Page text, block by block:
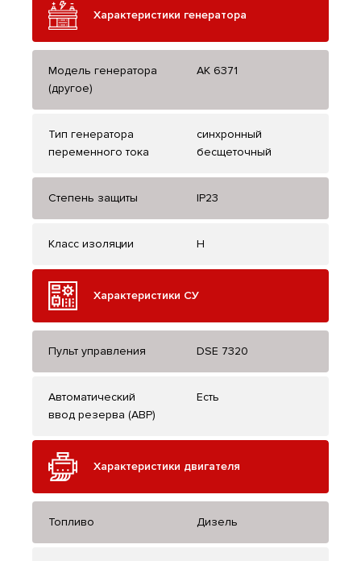
Характеристики генератора
Модель генератора
(другое)
AK 6371
Тип генератора
переменного тока
синхронный
бесщеточный
Степень защиты IP23
Класс изоляции H
Характеристики СУ
Пульт управления DSE 7320
Автоматический
ввод резерва (АВР)
Есть
Характеристики двигателя
Топливо Дизель